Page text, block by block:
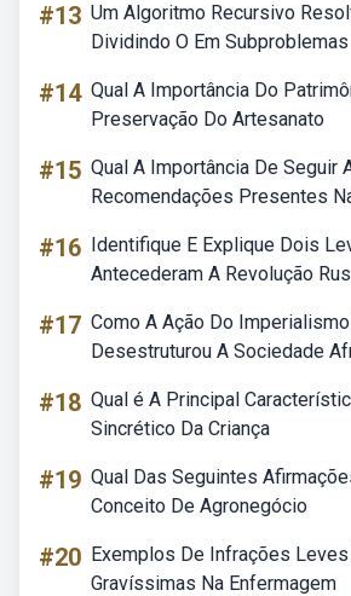
#13 Um Algoritmo Recursivo
Dividindo O Em Subproblemas
#14 Qual A Importância Do
Preservação Do Artesanato
#15 Qual A Importância De Seguir
Recomendações Presentes
#16 Identifique E Explique Dois
Antecederam A Revolução
#17 Como A Ação Do
Desestruturou A Sociedade
#18 Qual é A Principal
Sincrético Da Criança
#19 Qual Das Seguintes
Conceito De Agronegócio
#20 Exemplos De Infrações
Gravíssimas Na Enfermagem